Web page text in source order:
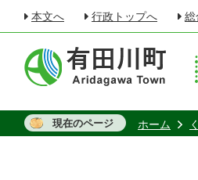
本文へ 行政トップへ 総
現在のページ ホーム